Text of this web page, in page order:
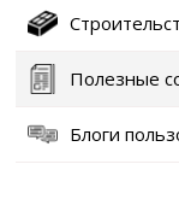
Полезные
Блоги